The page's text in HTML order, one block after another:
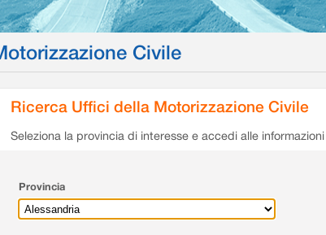
Civile
Ricerca Uffici della Motorizzazione Civile
Seleziona la provincia di interesse e accedi alle
Provincia